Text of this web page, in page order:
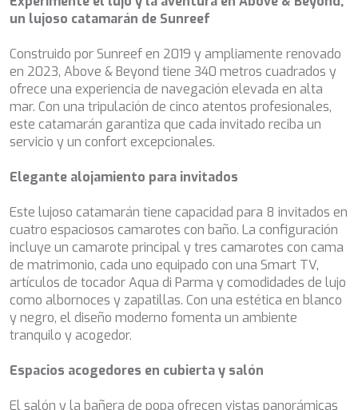
un lujoso catamarán de Sunreef
Construido por Sunreef en 2019 y ampliamente renovado
en 2023, Above & Beyond tiene 340 metros cuadrados y
ofrece una experiencia de navegación elevada en alta
mar. Con una tripulación de cinco atentos profesionales,
este catamarán garantiza que cada invitado reciba un
servicio y un confort excepcionales.
Elegante alojamiento para invitados
Este lujoso catamarán tiene capacidad para 8 invitados en
cuatro espaciosos camarotes con baño. La configuración
incluye un camarote principal y tres camarotes con cama
de matrimonio, cada uno equipado con una Smart TV,
artículos de tocador Aqua di Parma y comodidades de lujo
como albornoces y zapatillas. Con una estética en blanco
y negro, el diseño moderno fomenta un ambiente
tranquilo y acogedor.
Espacios acogedores en cubierta y salón
El salón y la bañera de popa ofrecen vistas panorámicas
B.A.13
B4
BABY I
BACCARAT
BAGHEERA
BARACUDA VALLETTA
BARRACUDA III
BELLEZZA
BELUGA
BENITA BLUE
BEST OFF
BEYOND
BLACK LION
BLACK PEARL
BLACK PEARL II
BLEU DE NIMES
BLUE HEAVEN
BLUE TIME
CALA DI LUNA
CALADAN
CALMA
CALYPSO I
CANER IV
Técnicas y funcionales Siempre activas
Este sitio web utiliza Cookies propias para recopilar
información con la finalidad de mejorar nuestros servicios.
Si continua navegando, supone la aceptación de la
instalación de las mismas. El usuario tiene la posibilidad
de configurar su navegador pudiendo, si así lo desea,
impedir que sean instaladas en su disco duro, aunque
dificultades de navegación de la página web.
Analíticas y personalización
Permiten realizar el seguimiento y análisis del
comportamiento de los usuarios de este sitio web. La
información recogida mediante este tipo de cookies se
utiliza en la medición de la actividad de la web para la
elaboración de perfiles de navegación de los usuarios con
el fin de introducir mejoras en función del análisis de los
datos de uso que hacen los usuarios del servicio. Permiten
guardar la información de preferencia del usuario para
mejorar la calidad de nuestros servicios y para ofrecer una